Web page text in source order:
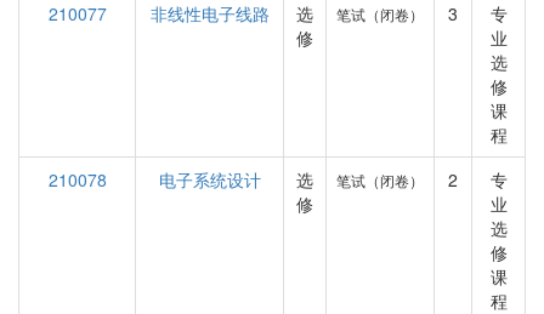
210077
非线性电子线路
选
修
笔试（闭卷） 3
专
业
选
修
课
程
210078
电子系统设计
选
修
笔试（闭卷） 2
专
业
选
修
课
程